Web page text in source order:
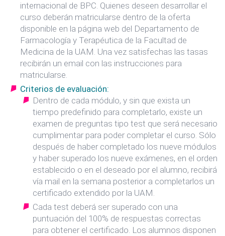
internacional de BPC. Quienes deseen desarrollar el
curso deberán matricularse dentro de la oferta
disponible en la página web del Departamento de
Farmacología y Terapéutica de la Facultad de
Medicina de la UAM. Una vez satisfechas las tasas
recibirán un email con las instrucciones para
matricularse.
Criterios de evaluación:
Dentro de cada módulo, y sin que exista un
tiempo predefinido para completarlo, existe un
examen de preguntas tipo test que será necesario
cumplimentar para poder completar el curso. Sólo
después de haber completado los nueve módulos
y haber superado los nueve exámenes, en el orden
establecido o en el deseado por el alumno, recibirá
vía mail en la semana posterior a completarlos un
certificado extendido por la UAM.
Cada test deberá ser superado con una
puntuación del 100% de respuestas correctas
para obtener el certificado. Los alumnos disponen